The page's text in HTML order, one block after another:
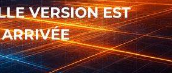
VERSION EST
ARRIVÉE